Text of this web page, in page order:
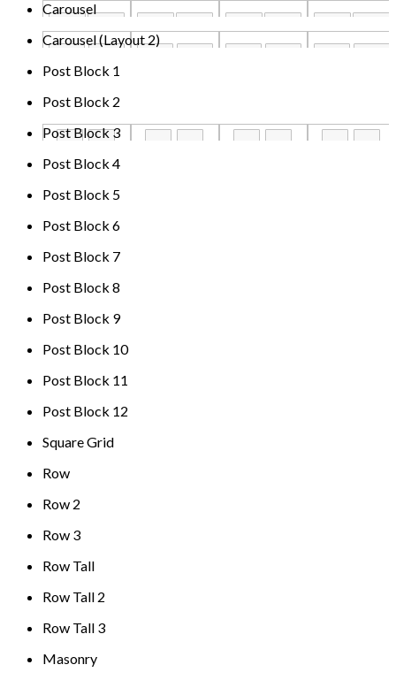
Carousel
Carousel (Layout 2)
Post Block 1
Post Block 2
Post Block 3
Post Block 4
Post Block 5
Post Block 6
Post Block 7
Post Block 8
Post Block 9
Post Block 10
Post Block 11
Post Block 12
Square Grid
Row
Row 2
Row 3
Row Tall
Row Tall 2
Row Tall 3
Masonry